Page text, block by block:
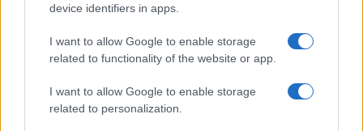
device identifiers in apps.
I want to allow Google to enable storage
related to functionality of the website or app.
I want to allow Google to enable storage
related to personalization.
Vuoi rimanere sempre aggiornato?
Iscriviti alla newsletter di Gallura Oggi e ricevi le nostre